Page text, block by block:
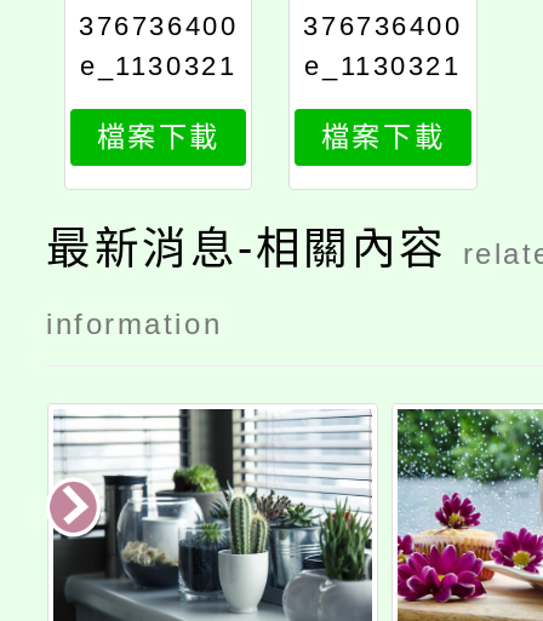
376736400
e_1130321
5501_attac
h1
檔案下載
376736400
e_1130321
5501_attac
h2
檔案下載
最新消息-相關內容
information